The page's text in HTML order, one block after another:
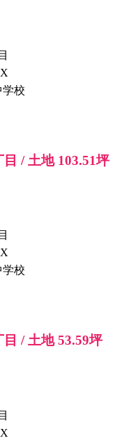
校
/ 土地 103.51坪
校
/ 土地 53.59坪